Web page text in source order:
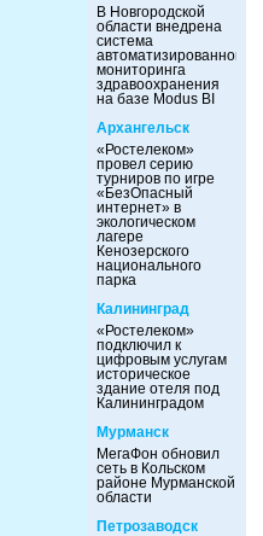
В Новгородской
области внедрена
система
автоматизированного
мониторинга
здравоохранения
на базе Modus BI
Архангельск
«Ростелеком»
провел серию
турниров по игре
«БезОпасный
интернет» в
экологическом
лагере
Кенозерского
национального
парка
Калининград
«Ростелеком»
подключил к
цифровым услугам
историческое
здание отеля под
Калининградом
Мурманск
МегаФон обновил
сеть в Кольском
районе Мурманской
области
Петрозаводск